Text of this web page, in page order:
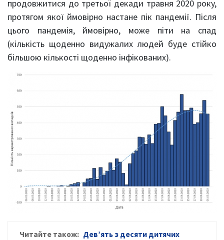
продовжитися до третьої декади травня 2020 року,
протягом якої ймовірно настане пік пандемії. Після
цього пандемія, ймовірно, може піти на спад
(кількість щоденно видужалих людей буде стійко
більшою кількості щоденно інфікованих).
Читайте також: Дев’ять з десяти дитячих